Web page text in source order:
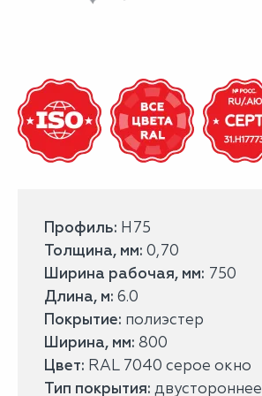
Профиль: Н75
Толщина, мм: 0,70
Ширина рабочая, мм: 750
Длина, м: 6.0
Покрытие: полиэстер
Ширина, мм: 800
Цвет: RAL 7040 серое окно
Тип покрытия: двустороннее